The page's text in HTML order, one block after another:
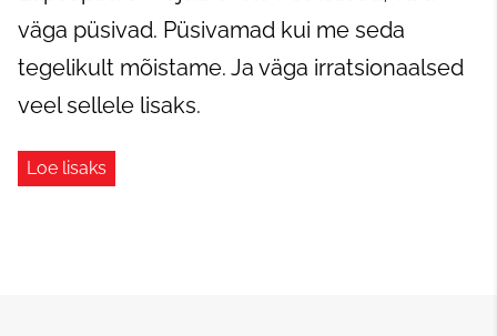
väga püsivad. Püsivamad kui me seda
tegelikult mõistame. Ja väga irratsionaalsed
veel sellele lisaks.
Loe lisaks